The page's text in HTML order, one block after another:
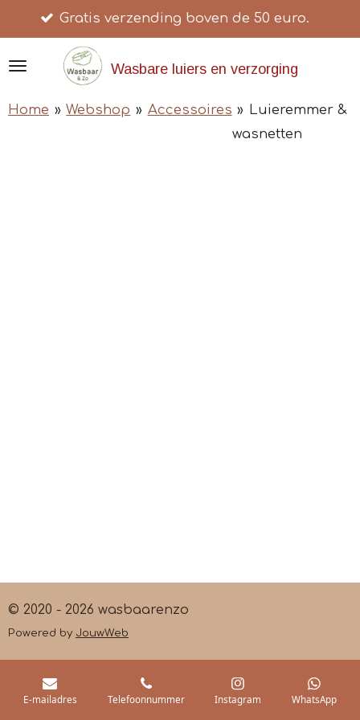
direct
naar
hoofdinhoud
Wasbare luiers en verzorging
verzending boven de 50 euro.
Home » Webshop » Accessoires » Luieremmer &
wasnetten
© 2020 - 2026 wasbaarenzo
Powered by JouwWeb
E-mailadres Telefoonnummer Instagram WhatsApp